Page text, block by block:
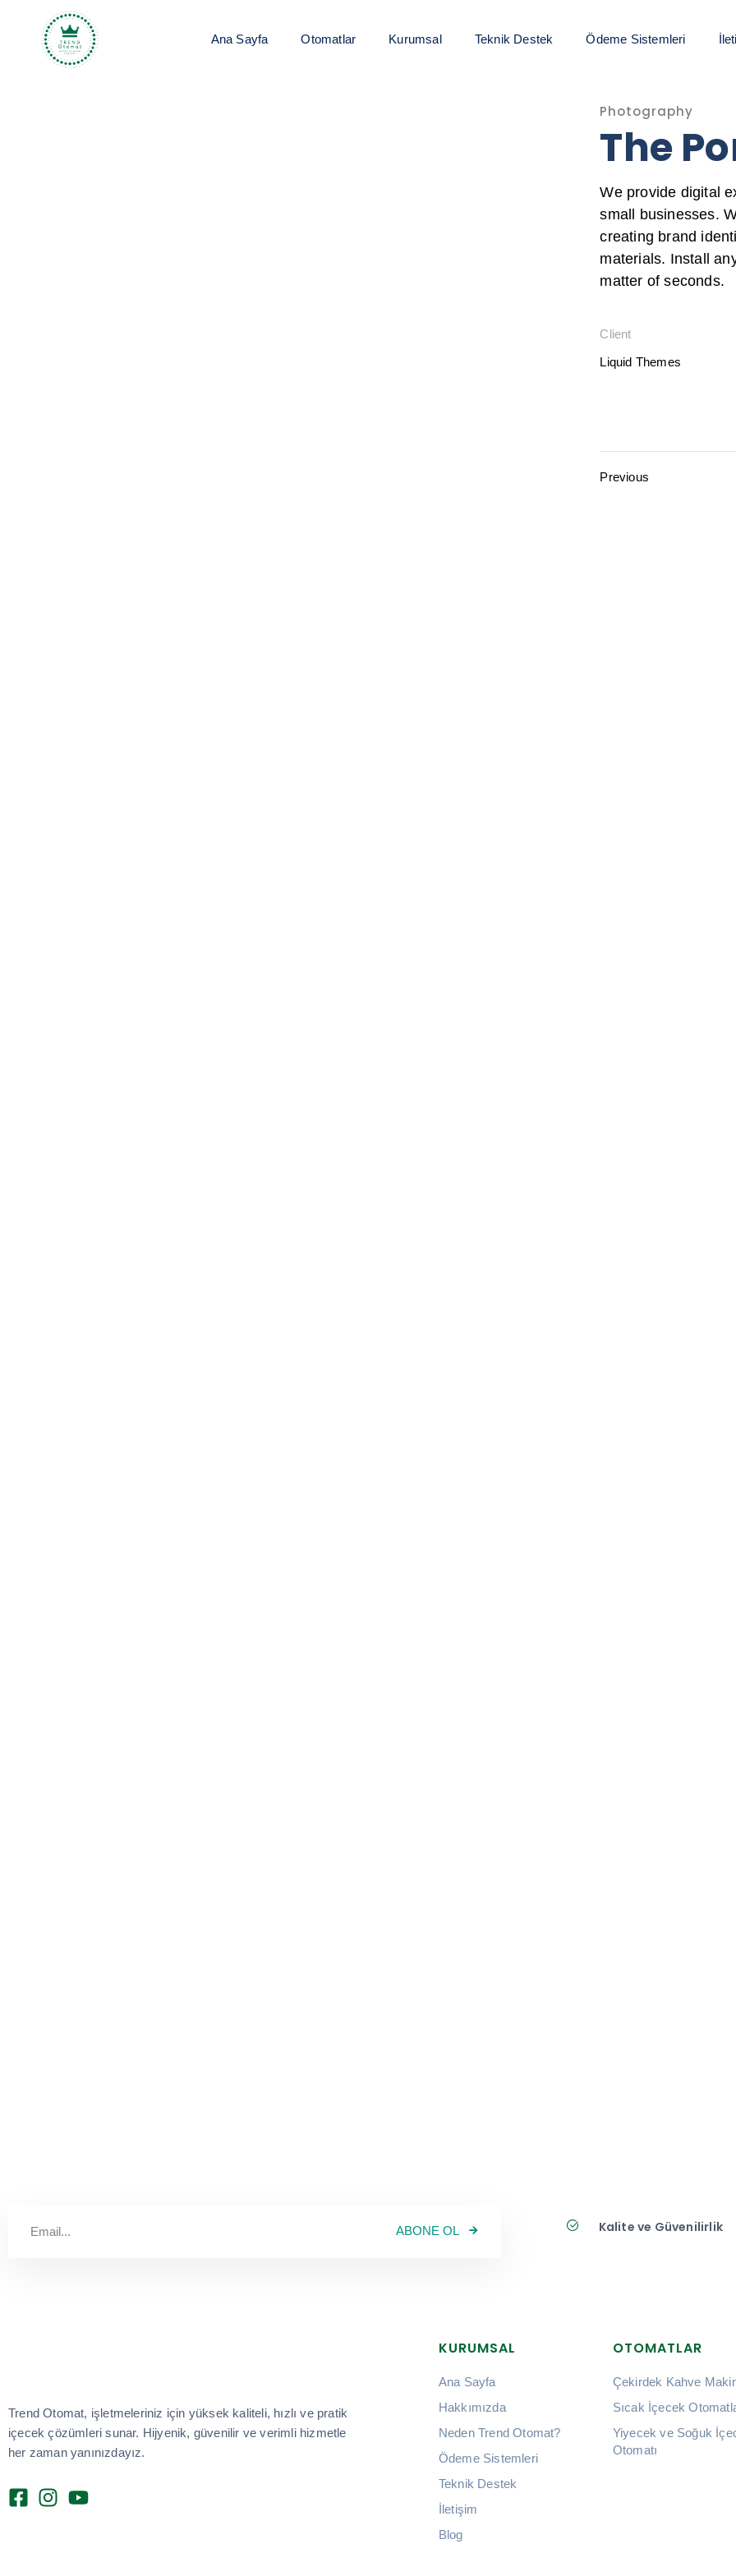
Ana Sayfa Otomatlar Kurumsal Teknik Destek Ödeme Sistemleri
Photography
The
We provide digital
small businesses.
creating brand
materials. Install
matter of seconds.
Client
Liquid Themes
Previous
ABONE OL Kalite ve Güvenilirlik
Trend Otomat, işletmeleriniz için yüksek kaliteli, hızlı ve pratik
içecek çözümleri sunar. Hijyenik, güvenilir ve verimli hizmetle
her zaman yanınızdayız.
KURUMSAL
Ana Sayfa
Hakkımızda
Neden Trend Otomat?
Ödeme Sistemleri
Teknik Destek
İletişim
Blog
OTOMATLAR
Çekirdek Kahve
Sıcak İçecek
Yiyecek ve Soğuk
Otomatı